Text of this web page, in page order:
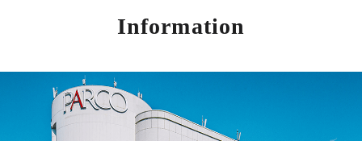
Information